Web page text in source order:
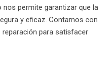
nos permite garantizar que la
y eficaz. Contamos con
reparación para satisfacer